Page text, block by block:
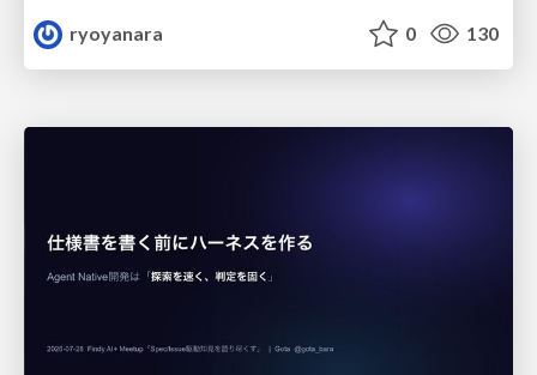
ryoyanara
0 130